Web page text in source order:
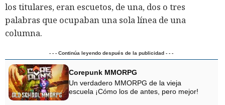
los titulares, eran escuetos, de una, dos o tres
palabras que ocupaban una sola línea de una
columna.
- - - Continúa leyendo después de la publicidad - - -
Corepunk MMORPG
Un verdadero MMORPG de la vieja
escuela ¡Cómo los de antes, pero mejor!